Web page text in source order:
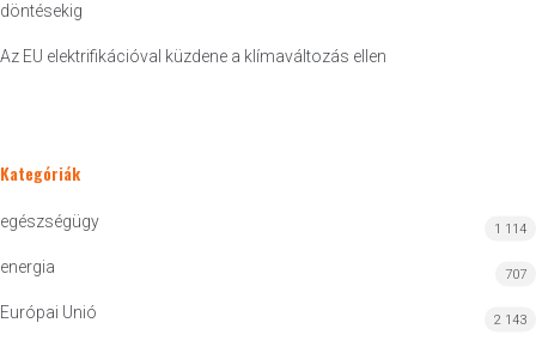
döntésekig
Az EU elektrifikációval küzdene a klímaváltozás ellen
Kategóriák
egészségügy 1 114
energia 707
Európai Unió 2 143